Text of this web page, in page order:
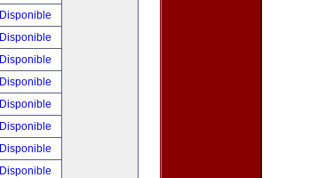
Disponible
Disponible
Disponible
Disponible
Disponible
Disponible
Disponible
Disponible